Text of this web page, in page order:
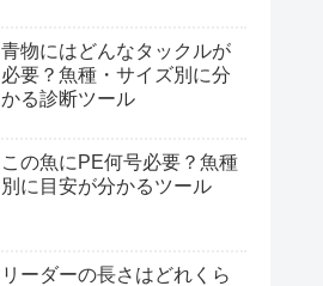
青物にはどんなタックルが
必要？魚種・サイズ別に分
かる診断ツール
この魚にPE何号必要？魚種
別に目安が分かるツール
リーダーの長さはどれくら